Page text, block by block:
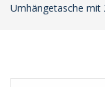
Umhängetasche mit